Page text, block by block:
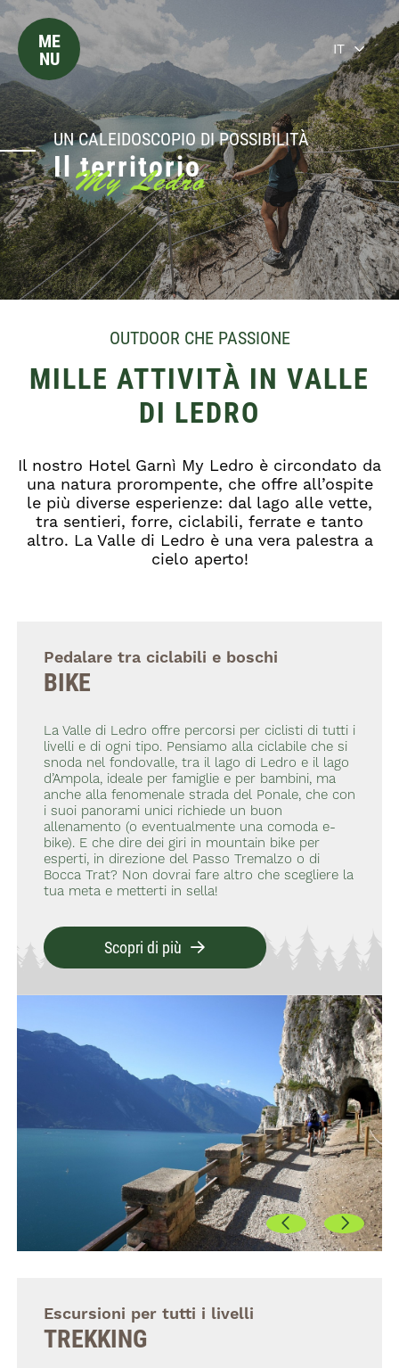
ME
NU IT
UN CALEIDOSCOPIO DI POSSIBILITÀ
Il territorio
My Ledro
OUTDOOR CHE PASSIONE
MILLE ATTIVITÀ IN VALLE
DI LEDRO
Il nostro Hotel Garnì My Ledro è circondato da
una natura prorompente, che offre all’ospite
le più diverse esperienze: dal lago alle vette,
tra sentieri, forre, ciclabili, ferrate e tanto
altro. La Valle di Ledro è una vera palestra a
cielo aperto!
Pedalare tra ciclabili e boschi
BIKE
La Valle di Ledro offre percorsi per ciclisti di tutti i
livelli e di ogni tipo. Pensiamo alla ciclabile che si
snoda nel fondovalle, tra il lago di Ledro e il lago
d’Ampola, ideale per famiglie e per bambini, ma
anche alla fenomenale strada del Ponale, che con
i suoi panorami unici richiede un buon
allenamento (o eventualmente una comoda e-
bike). E che dire dei giri in mountain bike per
esperti, in direzione del Passo Tremalzo o di
Bocca Trat? Non dovrai fare altro che scegliere la
tua meta e metterti in sella!
Scopri di più
Escursioni per tutti i livelli
TREKKING